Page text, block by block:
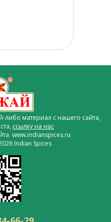
либо материал с нашего сайта,
ссылку на нас
www.indianspices.ru
Indian Spices